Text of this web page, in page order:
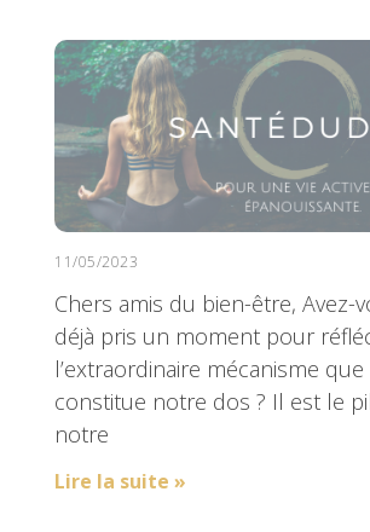
11/05/2023
Chers amis du bien-être, Avez-
déjà pris un moment pour
l’extraordinaire mécanisme que
constitue notre dos ? Il est le
notre
Lire la suite »